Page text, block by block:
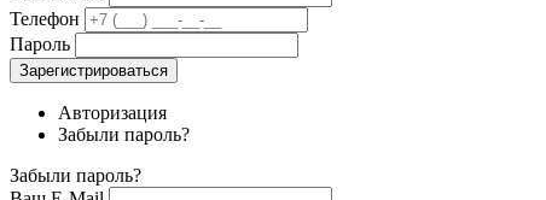
Телефон
Пароль
Зарегистрироваться
Авторизация
Забыли пароль?
Забыли пароль?